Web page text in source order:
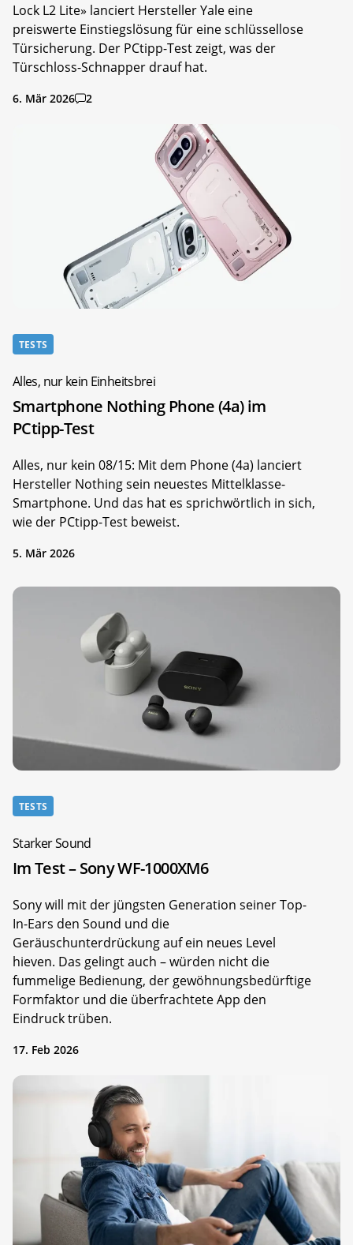
Lock L2 Lite» lanciert Hersteller Yale eine
preiswerte Einstiegslösung für eine schlüssellose
Türsicherung. Der PCtipp-Test zeigt, was der
Türschloss-Schnapper drauf hat.
6. Mär 2026 2
TESTS
Alles, nur kein Einheitsbrei
Smartphone Nothing Phone (4a) im
PCtipp-Test
Alles, nur kein 08/15: Mit dem Phone (4a) lanciert
Hersteller Nothing sein neuestes Mittelklasse-
Smartphone. Und das hat es sprichwörtlich in sich,
wie der PCtipp-Test beweist.
5. Mär 2026
TESTS
Starker Sound
Im Test – Sony WF-1000XM6
Sony will mit der jüngsten Generation seiner Top-
In-Ears den Sound und die
Geräuschunterdrückung auf ein neues Level
hieven. Das gelingt auch – würden nicht die
fummelige Bedienung, der gewöhnungsbedürftige
Formfaktor und die überfrachtete App den
Eindruck trüben.
17. Feb 2026